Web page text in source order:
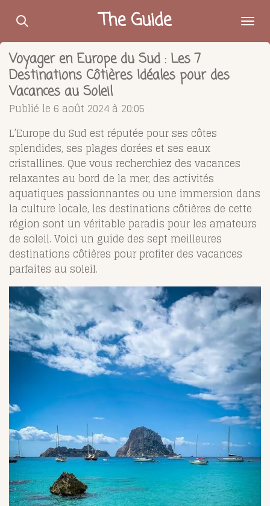
Passer
contenu
principal
The Guide
Voyager en Europe du Sud : Les 7
Destinations Côtières Idéales pour des
Vacances au Soleil
Publié le 6 août 2024 à 20:05
L’Europe du Sud est réputée pour ses côtes
splendides, ses plages dorées et ses eaux
cristallines. Que vous recherchiez des vacances
relaxantes au bord de la mer, des activités
aquatiques passionnantes ou une immersion dans
la culture locale, les destinations côtières de cette
région sont un véritable paradis pour les amateurs
de soleil. Voici un guide des sept meilleures
destinations côtières pour profiter des vacances
parfaites au soleil.